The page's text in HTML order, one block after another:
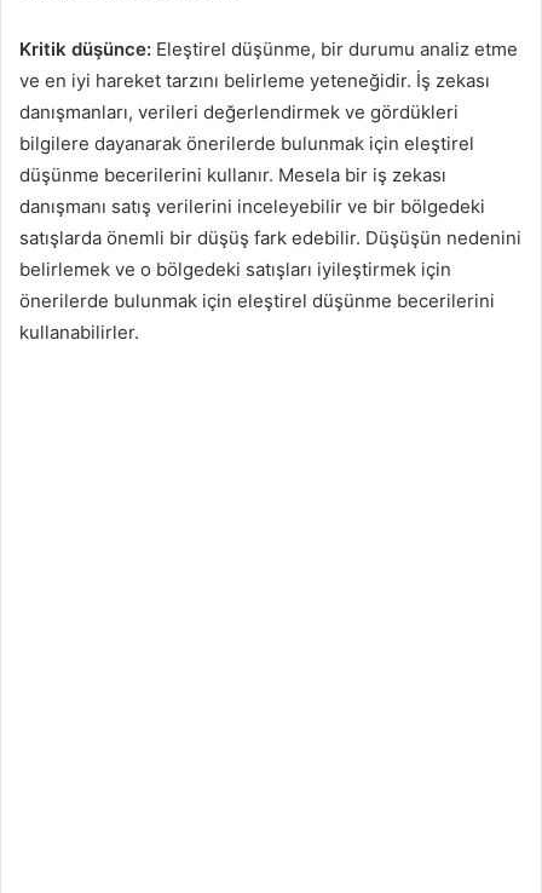
Kritik düşünce: Eleştirel düşünme, bir durumu analiz etme
ve en iyi hareket tarzını belirleme yeteneğidir. İş zekası
danışmanları, verileri değerlendirmek ve gördükleri
bilgilere dayanarak önerilerde bulunmak için eleştirel
düşünme becerilerini kullanır. Mesela bir iş zekası
danışmanı satış verilerini inceleyebilir ve bir bölgedeki
satışlarda önemli bir düşüş fark edebilir. Düşüşün nedenini
belirlemek ve o bölgedeki satışları iyileştirmek için
önerilerde bulunmak için eleştirel düşünme becerilerini
kullanabilirler.